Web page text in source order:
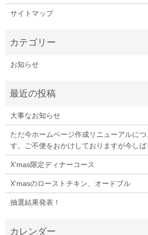
サイトマップ
お知らせ
大事なお知らせ
ただ今ホームページ作成リニューアルに
す。ご不便をおかけしておりますが今しば
X’mas限定ディナーコース
X’masのローストチキン、オードブル
抽選結果発表！